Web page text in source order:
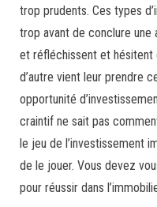
trop prudents. Ces types
trop avant de conclure une
et réfléchissent et hésitent
d’autre vient leur prendre
opportunité
craintif ne sait pas
le jeu de l’investissement
de le jouer. Vous devez
pour réussir dans